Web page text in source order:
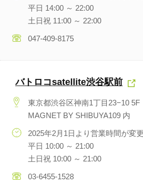
平日 14:00 ～ 22:00
土日祝 11:00 ～ 22:00
047-409-8175
バトロコsatellite渋谷駅前
東京都渋谷区神南1丁目23−10 5F
MAGNET BY SHIBUYA109 内
2025年2月1日より営業時間が変
平日 10:00 ～ 21:00
土日祝 10:00 ～ 21:00
03-6455-1528